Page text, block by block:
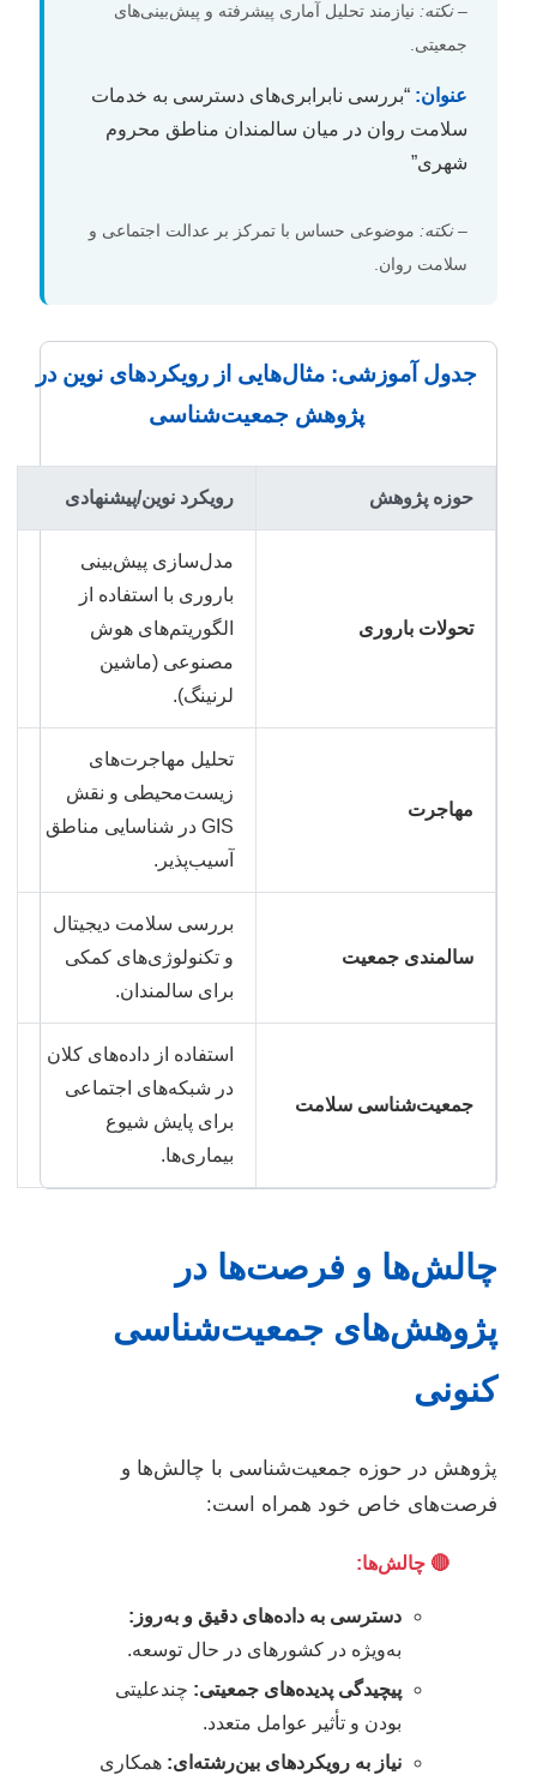
–نکته: نیازمند تحلیل آماری پیشرفته و پیش‌بینی‌های
جمعیتی.
عنوان: “بررسی نابرابری‌های دسترسی به خدمات
سلامت روان در میان سالمندان مناطق محروم
شهری”
–نکته: موضوعی حساس با تمرکز بر عدالت اجتماعی و
سلامت روان.
جدول آموزشی: مثال‌هایی از رویکردهای نوین در
پژوهش جمعیت‌شناسی
حوزه پژوهش رویکرد نوین/پیشنهادی
تحولات باروری
مدل‌سازی پیش‌بینی
باروری با استفاده از
الگوریتم‌های هوش
مصنوعی (ماشین
لرنینگ).
مهاجرت
تحلیل مهاجرت‌های
زیست‌محیطی و نقش
GIS در شناسایی مناطق
آسیب‌پذیر.
سالمندی جمعیت
بررسی سلامت دیجیتال
و تکنولوژی‌های کمکی
برای سالمندان.
جمعیت‌شناسی سلامت
استفاده از داده‌های کلان
در شبکه‌های اجتماعی
برای پایش شیوع
بیماری‌ها.
چالش‌ها و فرصت‌ها در
پژوهش‌های جمعیت‌شناسی
کنونی
پژوهش در حوزه جمعیت‌شناسی با چالش‌ها و
فرصت‌های خاص خود همراه است:
🔴 چالش‌ها:
دسترسی به داده‌های دقیق و به‌روز:
به‌ویژه در کشورهای در حال توسعه.
پیچیدگی پدیده‌های جمعیتی: چندعلیتی
بودن و تأثیر عوامل متعدد.
نیاز به رویکردهای بین‌رشته‌ای: همکاری